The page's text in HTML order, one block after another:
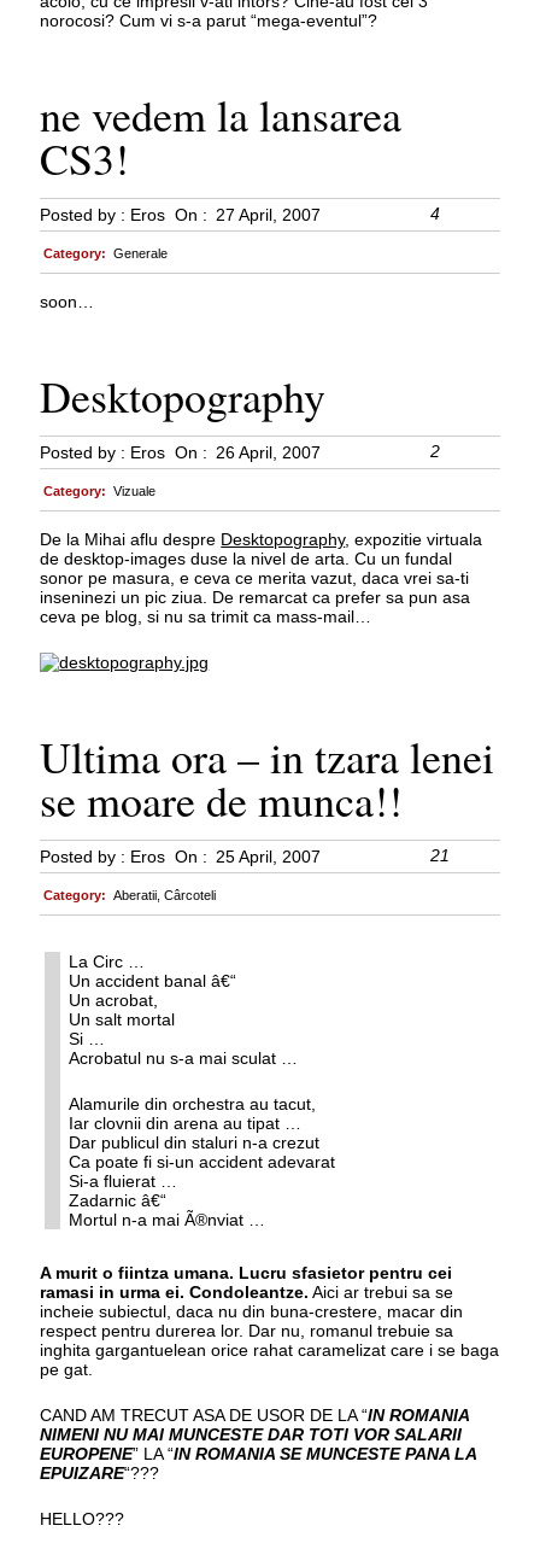
norocosi? Cum vi s-a parut “mega-eventul”?
ne vedem la lansarea
CS3!
Posted by : Eros On : 27 April, 2007 4
Category: Generale
soon…
Desktopography
Posted by : Eros On : 26 April, 2007 2
Category: Vizuale
De la Mihai aflu despre Desktopography, expozitie virtuala
de desktop-images duse la nivel de arta. Cu un fundal
sonor pe masura, e ceva ce merita vazut, daca vrei sa-ti
inseninezi un pic ziua. De remarcat ca prefer sa pun asa
ceva pe blog, si nu sa trimit ca mass-mail…
Ultima ora – in tzara lenei
se moare de munca!!
Posted by : Eros On : 25 April, 2007 21
Category: Aberatii, Cârcoteli
La Circ …
Un accident banal â€“
Un acrobat,
Un salt mortal
Si …
Acrobatul nu s-a mai sculat …
Alamurile din orchestra au tacut,
Iar clovnii din arena au tipat …
Dar publicul din staluri n-a crezut
Ca poate fi si-un accident adevarat
Si-a fluierat …
Zadarnic â€“
Mortul n-a mai Ã®nviat …
A murit o fiintza umana. Lucru sfasietor pentru cei
ramasi in urma ei. Condoleantze. Aici ar trebui sa se
incheie subiectul, daca nu din buna-crestere, macar din
respect pentru durerea lor. Dar nu, romanul trebuie sa
inghita gargantuelean orice rahat caramelizat care i se baga
pe gat.
CAND AM TRECUT ASA DE USOR DE LA “IN ROMANIA
NIMENI NU MAI MUNCESTE DAR TOTI VOR SALARII
EUROPENE” LA “IN ROMANIA SE MUNCESTE PANA LA
EPUIZARE“???
HELLO???